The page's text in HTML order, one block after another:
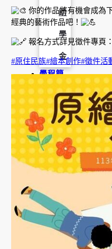
助
學
金
學程簡
介
師資陣
容
課程資
訊
招生資
訊
表
活動集
大
你的作品將有機會成為
經典的藝術作品吧！
報名方式詳見徵件專頁
#原住民族#繪本創作#徵件活